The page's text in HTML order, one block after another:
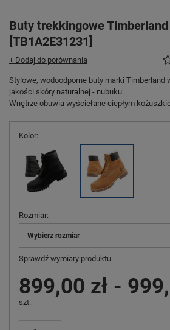
Buty trekkingowe
[TB1A2E31231]
+ Dodaj do porównania
Stylowe, wodoodporne buty marki Timberland
jakości skóry naturalnej - nubuku.
Wnętrze obuwia wyściełane ciepłym
Kolor
Rozmiar
Wybierz rozmiar
Sprawdź wymiary produktu
899,00 zł -
szt.